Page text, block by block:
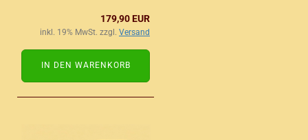
179,90 EUR
inkl. 19% MwSt. zzgl. Versand
IN DEN WARENKORB